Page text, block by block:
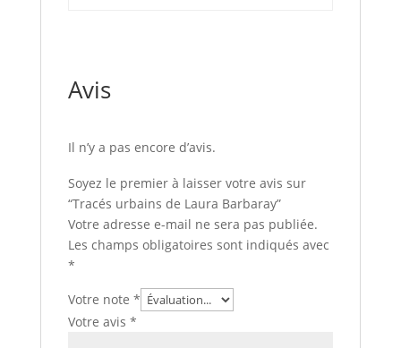
Avis
Il n’y a pas encore d’avis.
Soyez le premier à laisser votre avis sur
“Tracés urbains de Laura Barbaray”
Votre adresse e-mail ne sera pas publiée.
Les champs obligatoires sont indiqués avec
*
Votre note *
Votre avis *